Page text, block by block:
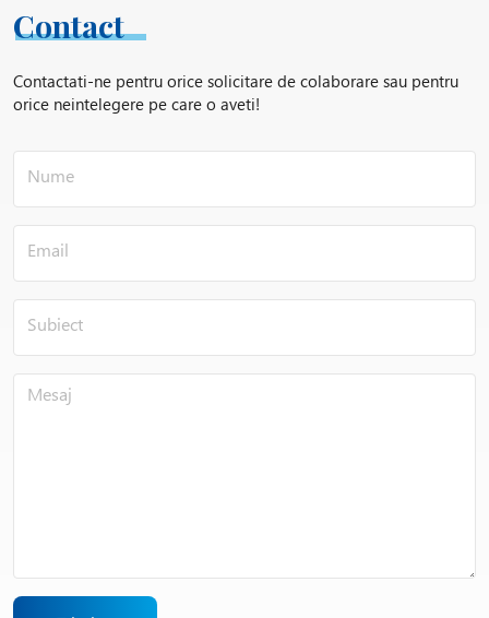
Contact
Contactati-ne pentru orice solicitare de colaborare sau pentru
orice neintelegere pe care o aveti!